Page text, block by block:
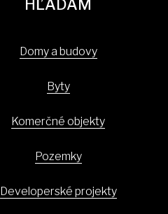
HĽADÁM
Domy a budovy
Byty
Komerčné objekty
Pozemky
Developerské projekty